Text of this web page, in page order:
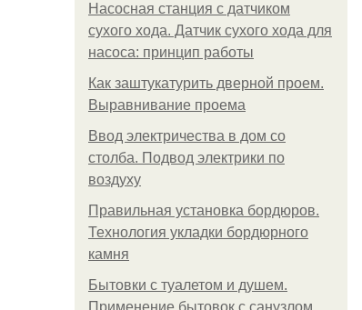
Насосная станция с датчиком
сухого хода. Датчик сухого хода для
насоса: принцип работы
Как заштукатурить дверной проем.
Выравнивание проема
Ввод электричества в дом со
столба. Подвод электрики по
воздуху
Правильная установка бордюров.
Технология укладки бордюрного
камня
Бытовки с туалетом и душем.
Применение бытовок с санузлом